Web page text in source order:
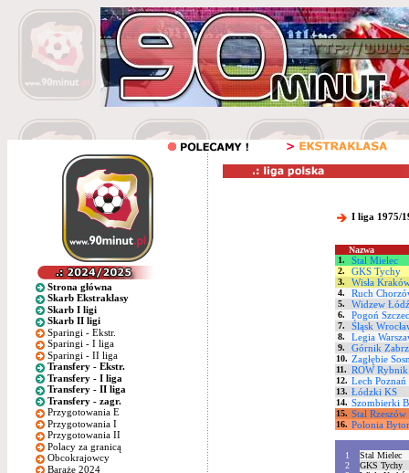
Strona główna
Skarb Ekstraklasy
Skarb I ligi
Skarb II ligi
Sparingi - Ekstr.
Sparingi - I liga
Sparingi - II liga
Transfery - Ekstr.
Transfery - I liga
Transfery - II liga
Transfery - zagr.
Przygotowania E
Przygotowania I
Przygotowania II
Polacy za granicą
Obcokrajowcy
Baraże 2024
I liga 1975/
Nazwa
1.
Stal Mielec
2. GKS Tychy
3. Wisła
4. Ruch
5. Widzew Łódź
6. Pogoń
7. Śląsk
8. Legia
9. Górnik
10. Zagłębie
11. ROW Rybnik
12. Lech Poznań
13. Łódzki KS
14. Szombierki
15. Stal Rzeszów
16. Polonia
1
Stal Mielec
2
GKS Tychy